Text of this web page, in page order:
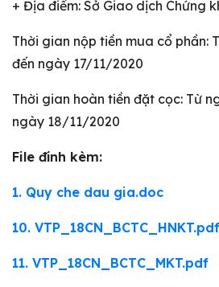
+ Địa điểm: Sở Giao dịch Chứng
Thời gian nộp tiền mua cổ phần:
đến ngày 17/11/2020
Thời gian hoàn tiền đặt cọc: Từ
ngày 18/11/2020
File đính kèm:
1. Quy che dau gia.doc
10. VTP_18CN_BCTC_HNKT.pdf
11. VTP_18CN_BCTC_MKT.pdf